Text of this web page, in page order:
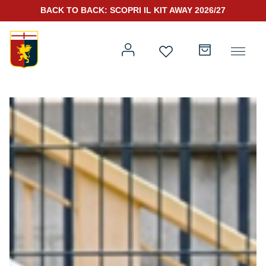
Prima squadra
Prima squadra
Genoa for Special
Kit Gara 2026/27
Training
Rappresentanza
BACK TO BACK: SCOPRI IL KIT AWAY 2026/27